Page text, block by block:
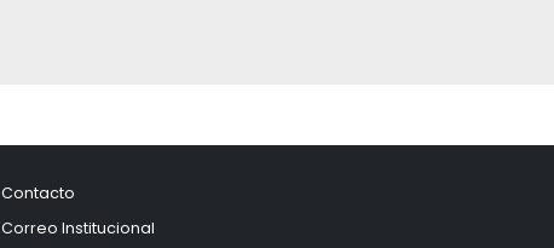
Contacto
Correo Institucional